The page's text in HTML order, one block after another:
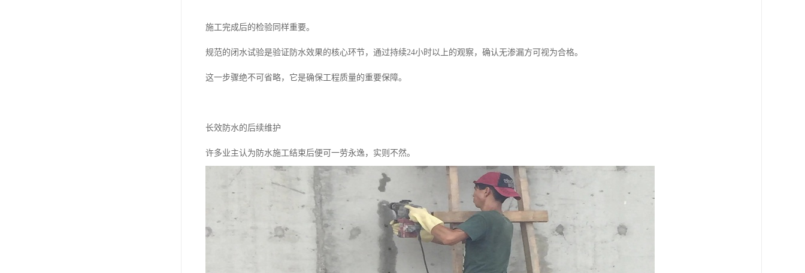
施工完成后的检验同样重要。
规范的闭水试验是验证防水效果的核心环节，通过持续24小时以上的观察，确认无渗漏方可视为合格。
这一步骤绝不可省略，它是确保工程质量的重要保障。
长效防水的后续维护
许多业主认为防水施工结束后便可一劳永逸，实则不然。